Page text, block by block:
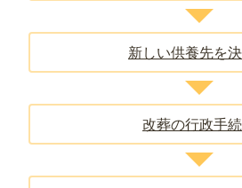
新しい供養先を
改葬の行政手